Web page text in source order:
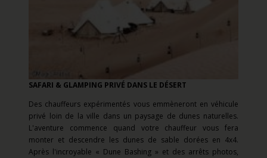
SAFARI & GLAMPING PRIVÉ DANS LE DÉSERT
Des chauffeurs expérimentés vous emmèneront en véhicule
privé loin de la ville dans un paysage de dunes naturelles.
L'aventure commence quand votre chauffeur vous fera
monter et descendre les dunes de sable dorées en 4x4.
Après l'incroyable « Dune Bashing » et des arrêts photos,